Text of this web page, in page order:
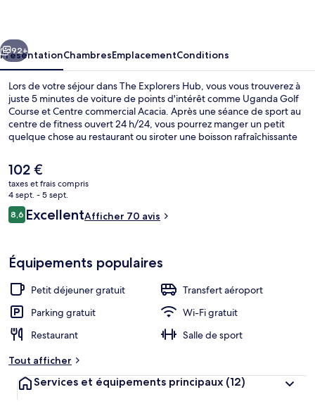
Suivant
92+
PrésentationChambresEmplacementConditions
Lors de votre séjour dans The Explorers Hub, vous vous trouverez à
juste 5 minutes de voiture de points d'intérêt comme Uganda Golf
Course et Centre commercial Acacia. Après une séance de sport au
centre de fitness ouvert 24 h/24, vous pourrez manger un petit
quelque chose au restaurant ou siroter une boisson rafraîchissante
figurent un snack-bar/une épicerie fine et un jardin.
Le
prix
actuel
est
de
102 €
taxes et frais compris
4 sept. - 5 sept.
Avis
voyageurs
8,68,6 sur 10
ExcellentAfficher 70 avis
Équipements populaires
Petit déjeuner gratuit
Transfert aéroport
Parking gratuit
Wi-Fi gratuit
Restaurant
Salle de sport
Tout afficher
Services et équipements principaux (12)